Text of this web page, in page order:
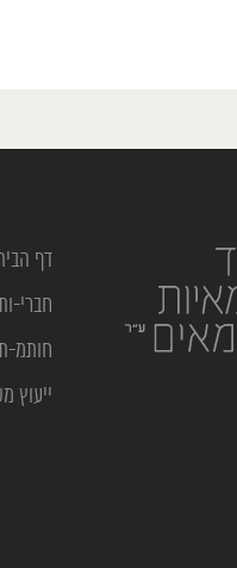
דף
חברי-
חותמ-
ייעוץ